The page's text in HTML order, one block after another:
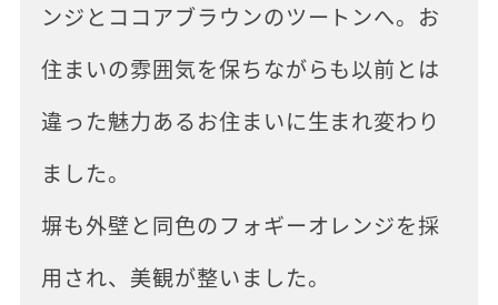
ンジとココアブラウンのツートンへ。お
住まいの雰囲気を保ちながらも以前とは
違った魅力あるお住まいに生まれ変わり
ました。
塀も外壁と同色のフォギーオレンジを採
用され、美観が整いました。